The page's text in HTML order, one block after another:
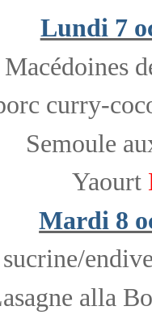
Lundi 7
Macédoines
curry-
Semoule
Yaourt
Mardi 8
sucrine/
alla